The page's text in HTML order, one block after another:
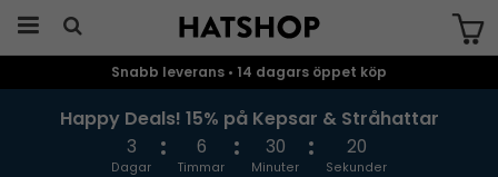
Snabb leverans • 14 dagars öppet köp
Happy Deals! 15% på Kepsar & Stråhattar
3
Dagar
6
Timmar
30
Minuter
20
Sekunder